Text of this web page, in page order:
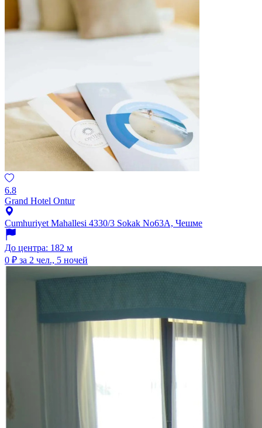
6.8
Grand Hotel Ontur
Cumhuriyet Mahallesi 4330/3 Sokak No63A, Чешме
До центра: 182 м
0 ₽ за 2 чел., 5 ночей